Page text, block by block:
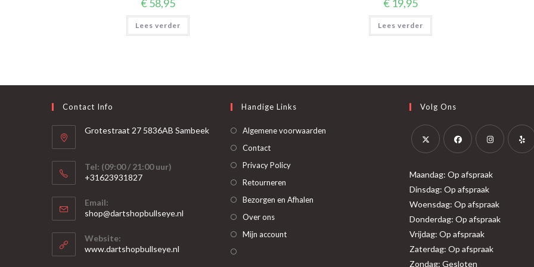
€58,95
Lees verder
€19,95
Lees verder
Contact Info
Grotestraat 27 5836AB Sambeek
Tel: (09:00 / 21:00 uur)
+31623931827
in
je
toepassing
Email:
shop@dartshopbullseye.nl
Website:
www.dartshopbullseye.nl
Handige Links
Algemene voorwaarden
Contact
Privacy Policy
Retourneren
Bezorgen en Afhalen
Over ons
Mijn account
Volg Ons
in
een
nieuwe
tab
in
een
nieuwe
tab
in
een
nieuwe
tab
Maandag: Op afspraak
Dinsdag: Op afspraak
Woensdag: Op afspraak
Donderdag: Op afspraak
Vrijdag: Op afspraak
Zaterdag: Op afspraak
Zondag: Gesloten